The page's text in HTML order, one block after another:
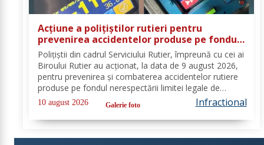
Acțiune a polițiștilor rutieri pentru
prevenirea accidentelor produse pe fondul
vitezei excesive. 20 de permise de
conducere reținute
Polițiștii din cadrul Serviciului Rutier, împreună cu cei ai
Biroului Rutier au acționat, la data de 9 august 2026,
pentru prevenirea și combaterea accidentelor rutiere
produse pe fondul nerespectării limitei legale de
viteză. Astfel, activitățile s-au desfășurat pe sectoarele
de drum identificate...
10 august 2026 Galerie foto Infractional